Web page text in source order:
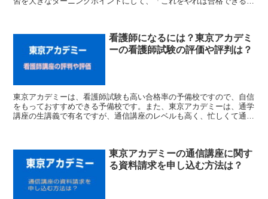
看護師になるには？東京アカデミ
ーの看護師試験の評価や評判は？
東京アカデミーは、看護師試験も高い合格率の予備校ですので、自信
をもっておすすめできる予備校です。また、東京アカデミーは、通学
講座の生講義で有名ですが、通信講座のレベルも高く、忙しくて通学
東京アカデミーの通信講座に関す
る資料請求を申し込む方法は？